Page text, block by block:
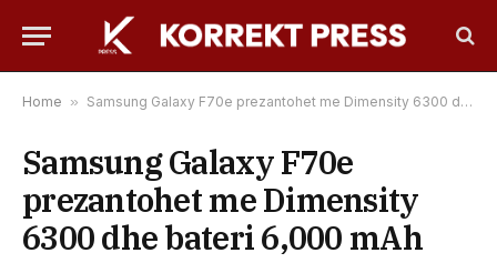
Home » Samsung Galaxy F70e prezantohet me Dimensity 6300 dhe bateri 6,000 mAh
Samsung Galaxy F70e
prezantohet me Dimensity
6300 dhe bateri 6,000 mAh